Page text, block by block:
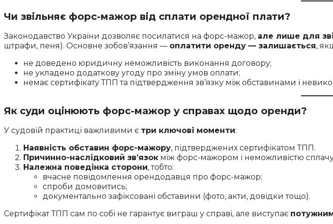
Чи звільняє форс-мажор від сплати орендної плати?
Законодавство України дозволяє посилатися на форс-мажор, але лише для
штрафи, пеня). Основне зобов’язання — оплатити оренду — залишається,
не доведено юридичну неможливість виконання договору;
не укладено додаткову угоду про зміну умов оплати;
немає сертифікату ТПП та підтвердження зв’язку між обставинами і
Як суди оцінюють форс-мажор у справах щодо оренди?
У судовій практиці важливими є три ключові моменти:
Наявність обставин форс-мажору, підтверджених сертифікатом ТПП.
Причинно-наслідковий зв’язок між форс-мажором і неможливістю
Належна поведінка сторони, тобто:
вчасне повідомлення орендодавця про форс-мажор;
спроби домовитись;
документально зафіксовані обставини (фото, акти, довідки тощо).
Сертифікат ТПП сам по собі не гарантує виграш у справі, але виступає